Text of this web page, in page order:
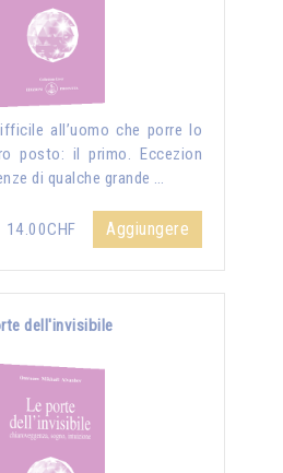
all’uomo che porre lo
posto: il primo. Eccezion
di qualche grande …
14.00CHF Aggiungere
dell'invisibile